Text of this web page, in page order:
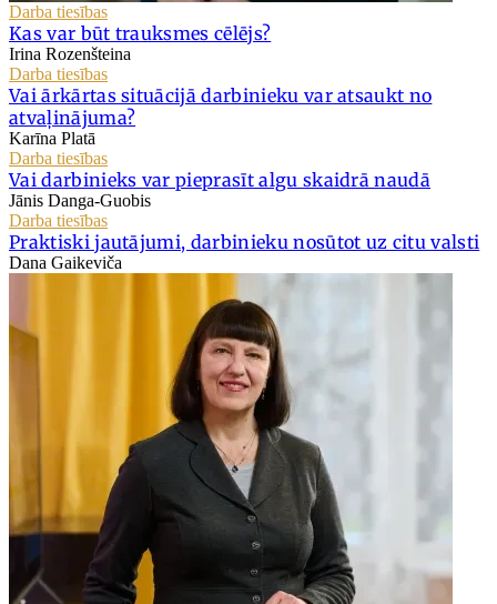
Darba tiesības
Kas var būt trauksmes cēlējs?
Irina Rozenšteina
Darba tiesības
Vai ārkārtas situācijā darbinieku var atsaukt no
atvaļinājuma?
Karīna Platā
Darba tiesības
Vai darbinieks var pieprasīt algu skaidrā naudā
Jānis Danga-Guobis
Darba tiesības
Praktiski jautājumi, darbinieku nosūtot uz citu valsti
Dana Gaikeviča